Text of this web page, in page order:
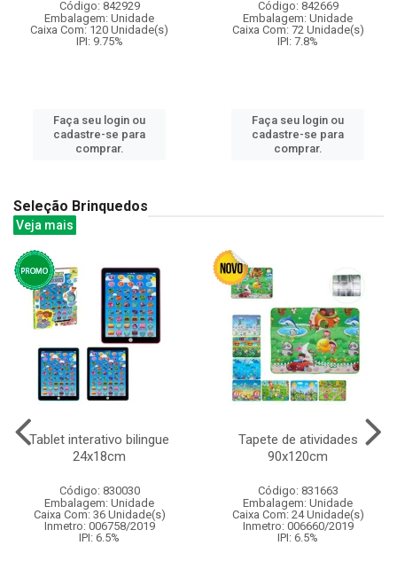
Código: 842929
Embalagem: Unidade
Caixa Com: 120 Unidade(s)
IPI: 9.75%
Faça seu login ou
cadastre-se para
comprar.
Código: 842669
Embalagem: Unidade
Caixa Com: 72 Unidade(s)
IPI: 7.8%
Faça seu login ou
cadastre-se para
comprar.
Seleção Brinquedos
Veja mais
Tablet interativo bilingue
24x18cm
Código: 830030
Embalagem: Unidade
Caixa Com: 36 Unidade(s)
Inmetro: 006758/2019
IPI: 6.5%
Tapete de atividades
90x120cm
Código: 831663
Embalagem: Unidade
Caixa Com: 24 Unidade(s)
Inmetro: 006660/2019
IPI: 6.5%